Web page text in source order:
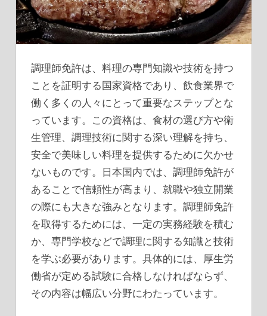
調理師免許は、料理の専門知識や技術を持つ
ことを証明する国家資格であり、飲食業界で
働く多くの人々にとって重要なステップとな
っています。 この資格は、食材の選び方や衛
生管理、調理技術に関する深い理解を持ち、
安全で美味しい料理を提供するために欠かせ
ないものです。日本国内では、調理師免許が
あることで信頼性が高まり、就職や独立開業
の際にも大きな強みとなります。調理師免許
を取得するためには、一定の実務経験を積む
か、専門学校などで調理に関する知識と技術
を学ぶ必要があります。具体的には、厚生労
働省が定める試験に合格しなければならず、
その内容は幅広い分野にわたっています。